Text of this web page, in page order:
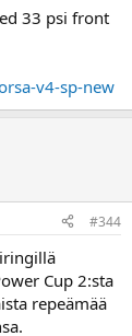
33 psi front
v4-sp-new
#344
Cup 2:sta
repeämää